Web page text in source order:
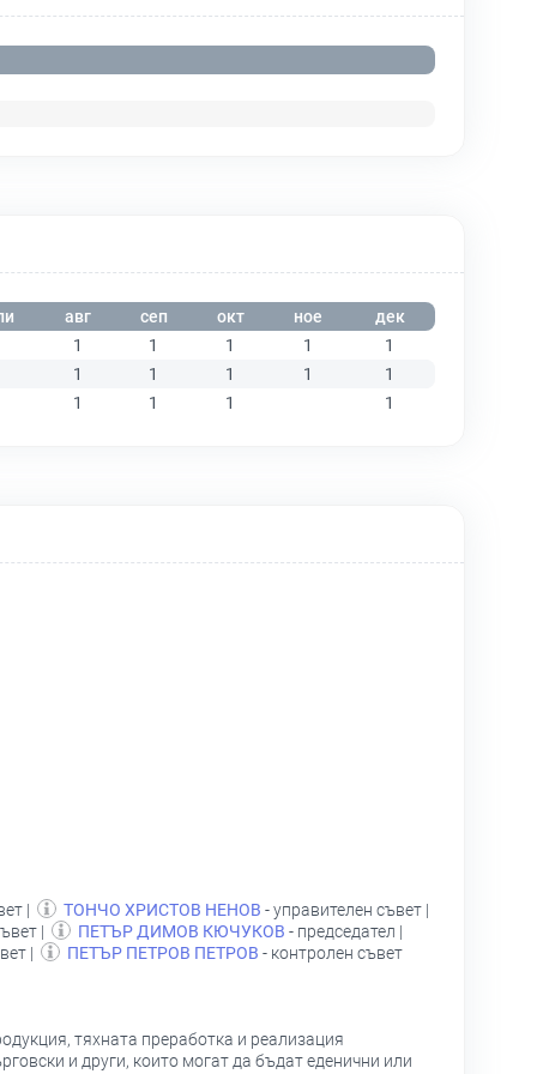
авг сеп окт ное
дек
1 1 1 1
1
1 1 1 1
1
1 1 1 1
| ТОНЧО ХРИСТОВ НЕНОВ - управителен съвет |
|
ПЕТЪР ДИМОВ КЮЧУКОВ - председател |
|
ПЕТЪР ПЕТРОВ ПЕТРОВ - контролен съвет
тяхната преработка и реализация
и други, които могат да бъдат еденични или